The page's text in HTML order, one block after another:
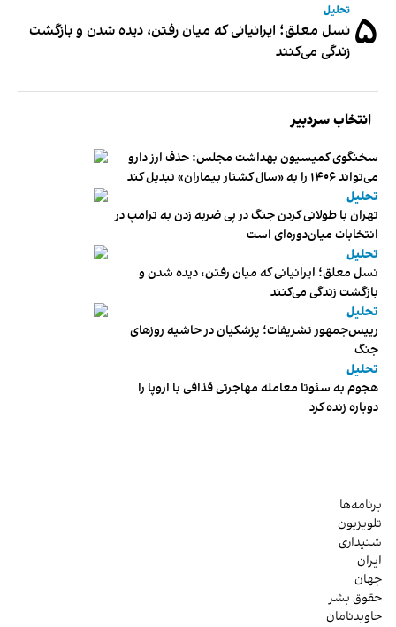
۵ تحلیل
نسل معلق؛ ایرانیانی که میان رفتن، دیده شدن و بازگشت
زندگی می‌کنند
انتخاب سردبیر
سخنگوی کمیسیون بهداشت مجلس: حذف ارز دارو
می‌تواند ۱۴۰۶ را به «سال کشتار بیماران» تبدیل کند
تحلیل
تهران با طولانی کردن جنگ در پی ضربه زدن به ترامپ در
انتخابات میان‌دوره‌ای است
تحلیل
نسل معلق؛ ایرانیانی که میان رفتن، دیده شدن و
بازگشت زندگی می‌کنند
تحلیل
رییس‌جمهور تشریفات؛ پزشکیان در حاشیه روزهای
جنگ
تحلیل
هجوم به سئوتا معامله مهاجرتی قذافی با اروپا را
دوباره زنده کرد
برنامه‌ها
تلویزیون
شنیداری
ایران
جهان
حقوق بشر
جاویدنامان